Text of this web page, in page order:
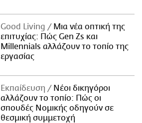
Good Living
Μια νέα οπτική της
επιτυχίας: Πώς Gen Zs και
Millennials αλλάζουν το τοπίο της
εργασίας
Εκπαίδευση
Νέοι δικηγόροι
αλλάζουν το τοπίο: Πώς οι
σπουδές Νομικής οδηγούν σε
θεσμική συμμετοχή